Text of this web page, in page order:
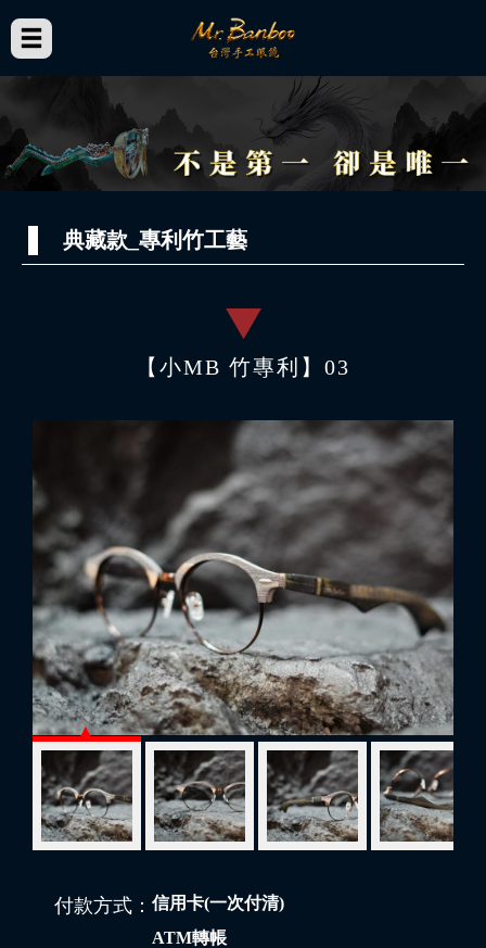
典藏款_專利竹工藝
【小MB 竹專利】03
付款方式： 信用卡(一次付清)
ATM轉帳